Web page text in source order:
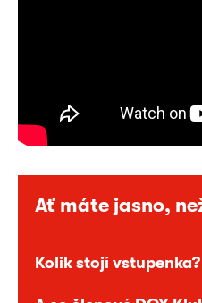
Ať máte jasno,
Kolik stojí vstupenka?